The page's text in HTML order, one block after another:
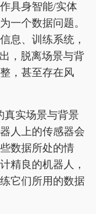
具身智能/实体
一个数据问题。
息、训练系统，
，脱离场景与背
，甚至存在风
真实场景与背景
人上的传感器会
数据所处的情
精良的机器人，
它们所用的数据